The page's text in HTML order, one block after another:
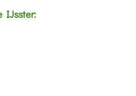
IJsster: